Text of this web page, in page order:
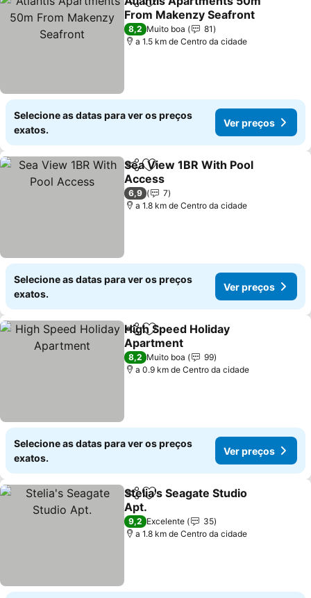
PartilharAdicionar aos favoritos
From Makenzy Seafront
Ver preços
8,2 Muito boa
81
a 1.5 km de Centro da cidade
Selecione as datas para ver os preços
exatos.
Ver preços
PartilharAdicionar aos favoritos
Sea View 1BR With Pool
Access
Ver preços
6,9
7
a 1.8 km de Centro da cidade
Selecione as datas para ver os preços
exatos.
Ver preços
PartilharAdicionar aos favoritos
High Speed Holiday
Apartment
Ver preços
8,2 Muito boa
99
a 0.9 km de Centro da cidade
Selecione as datas para ver os preços
exatos.
Ver preços
PartilharAdicionar aos favoritos
Stelia's Seagate Studio
Apt.
Ver preços
9,2 Excelente
35
a 1.8 km de Centro da cidade